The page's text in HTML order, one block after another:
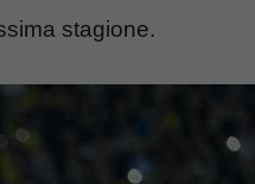
stagione.